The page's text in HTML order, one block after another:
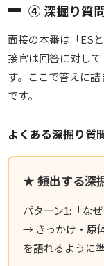
④ 深掘り質
面接の本番は「ES
接官は回答に対して
す。ここで答えに
です。
よくある深掘り質
★ 頻出する深
パターン1:「な
→ きっかけ・原
を語れるように準